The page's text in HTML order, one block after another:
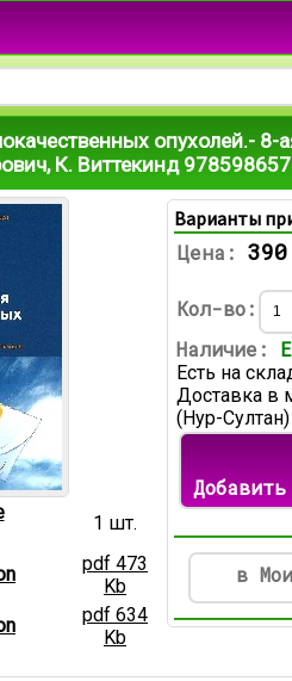
опухолей.-
К. Виттекинд
1 шт.
pdf 473
Kb
pdf 634
Kb
Варианты
Цена:
Кол-во:
Наличие:
Есть на
Доставка в
(Нур-
в